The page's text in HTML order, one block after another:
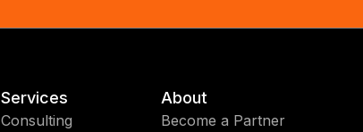
Services
Consulting
About
Become a Partner